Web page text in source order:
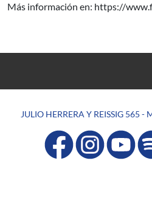
Más información en: https://
JULIO HERRERA Y REISSIG 565